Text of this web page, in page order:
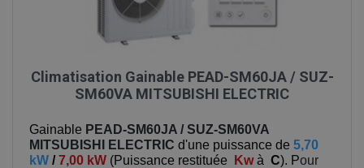
Climatisation Gainable PEAD-SM60JA / SUZ-
SM60VA MITSUBISHI ELECTRIC
Gainable PEAD-SM60JA / SUZ-SM60VA
MITSUBISHI ELECTRIC d'une puissance de 5,70
kW /7,00 kW (Puissance restituée Kwà C). Pour